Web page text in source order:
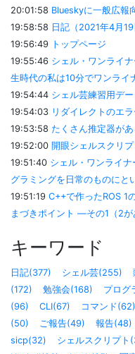
20:01:58 Blueskyに一般広報
19:58:58 日記（2021年4月19
19:56:49 トップページ
19:55:46 シェル・ワンライ
生時代の私は10分でワンライ
19:54:44 シェル芸練習用デ
19:54:03 リダイレクトのエ
19:53:58 たくさん推定器が
19:52:00 開眼シェルスクリ
19:51:40 シェル・ワンライ
グラミングを日常のものにと
19:51:19 C++で作ったROS 1
まづきポイント ―その1（2が
キーワード
日記(377) シェル芸(255)
(172)
勉強会(168) プログ
(96)
CLI(67) コマンド(62)
(50)
ご報告(49) 報告(48)
sicp(32)
シェルスクリプト